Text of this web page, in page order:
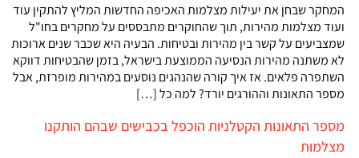
המחקר שבחן את יעילות מצלמות האכיפה החדשות המליץ להתקין עוד
ועוד מצלמות מהירות, תוך שהחוקרים מתבססים על מחקרים בחו"ל
שמצביעים על קשר בין מהירות ובטיחות. הבעיה היא שכבר שנים ארוכות
לא משתנה מהירות הנסיעה הממוצעת בישראל, בזמן שהבטיחות דווקא
השתפרה פלאים. אז איך קורה שהנהגים נוסעים במהירות מופרזת, אבל
מספר התאונות וההורגים יורד? למה כל […]
מספר התאונות הקטלניות הוכפל בכבישים שבהם הותקנו
מצלמות